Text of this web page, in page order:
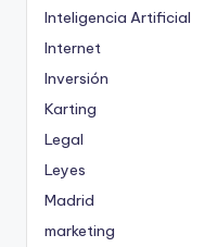
Inteligencia Artificial
Internet
Inversión
Karting
Legal
Leyes
Madrid
marketing